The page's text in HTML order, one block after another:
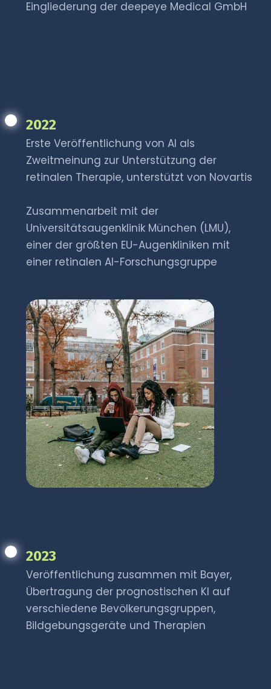
Eingliederung der deepeye Medical GmbH
2022
Erste Veröffentlichung von AI als
Zweitmeinung zur Unterstützung der
retinalen Therapie, unterstützt von Novartis
Zusammenarbeit mit der
Universitätsaugenklinik München (LMU),
einer der größten EU-Augenkliniken mit
einer retinalen AI-Forschungsgruppe
2023
Veröffentlichung zusammen mit Bayer,
Übertragung der prognostischen KI auf
verschiedene Bevölkerungsgruppen,
Bildgebungsgeräte und Therapien